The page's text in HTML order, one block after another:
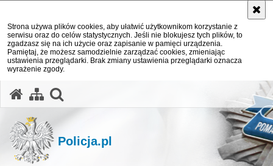
Strona używa plików cookies, aby ułatwić użytkownikom korzystanie z
serwisu oraz do celów statystycznych. Jeśli nie blokujesz tych plików, to
zgadzasz się na ich użycie oraz zapisanie w pamięci urządzenia.
Pamiętaj, że możesz samodzielnie zarządzać cookies, zmieniając
ustawienia przeglądarki. Brak zmiany ustawienia przeglądarki oznacza
wyrażenie zgody.
Policja.pl